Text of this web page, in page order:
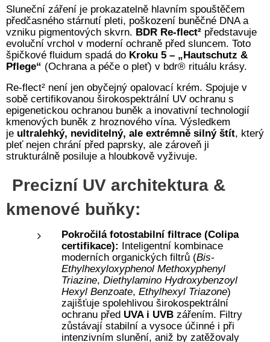
Sluneční záření je prokazatelně hlavním spouštěčem
předčasného stárnutí pleti, poškození buněčné DNA a
vzniku pigmentových skvrn. BDR Re-flect² představuje
evoluční vrchol v moderní ochraně před sluncem. Toto
špičkové fluidum spadá do Kroku 5 – „Hautschutz &
Pflege“ (Ochrana a péče o pleť) v bdr® rituálu krásy.
Re-flect² není jen obyčejný opalovací krém. Spojuje v
sobě certifikovanou širokospektrální UV ochranu s
epigenetickou ochranou buněk a inovativní technologií
kmenových buněk z hroznového vína. Výsledkem
je ultralehký, neviditelný, ale extrémně silný štít, který
pleť nejen chrání před paprsky, ale zároveň ji
strukturálně posiluje a hloubkově vyživuje.
Precizní UV architektura &
kmenové buňky:
Pokročilá fotostabilní filtrace (Colipa
certifikace): Inteligentní kombinace
moderních organických filtrů (Bis-
Ethylhexyloxyphenol Methoxyphenyl
Triazine, Diethylamino Hydroxybenzoyl
Hexyl Benzoate, Ethylhexyl Triazone)
zajišťuje spolehlivou širokospektrální
ochranu před UVA i UVB zářením. Filtry
zůstávají stabilní a vysoce účinné i při
intenzivním slunění, aniž by zatěžovaly